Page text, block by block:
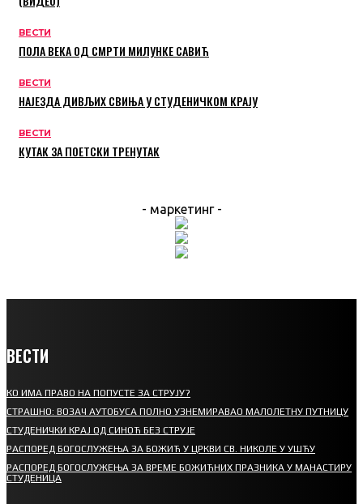
ВЕСТИ
ПОЛА ВЕКА ОД СМРТИ МИЛУНКЕ САВИЋ
ВЕСТИ
НАЈЕЗДА ДИВЉИХ СВИЊА У СТУДЕНИЧКОМ КРАЈУ
ВЕСТИ
КУТАК ЗА ПОЕТСКИ ТРЕНУТАК
- маркетинг -
ВЕСТИ
КО ИМА ПРАВО НА ПОПУСТЕ ЗА СТРУЈУ?
СТРАШНО: ВОЗАЧ АУТОБУСА ПОЛНО УЗНЕМИРАВАО МАЛОЛЕТНУ ПУТНИЦУ
СТУДЕНИЧКИ КРАЈ ОД СИНОЋ БЕЗ СТРУЈЕ
РАСПОРЕД БОГОСЛУЖЕЊА ЗА БОЖИЋ У ЦРКВИ СВ. НИКОЛЕ У УШЋУ
РАСПОРЕД БОГОСЛУЖЕЊА ЗА ВРЕМЕ БОЖИЋНИХ ПРАЗНИКА У МАНАСТИРУ
СТУДЕНИЦА